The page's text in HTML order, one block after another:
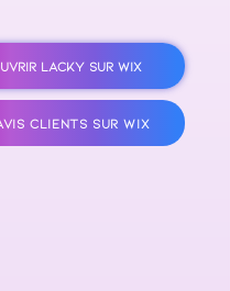
LACKY SUR WIX
CLIENTS SUR WIX